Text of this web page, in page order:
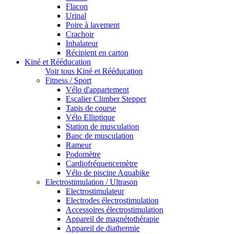
Flacon
Urinal
Poire à lavement
Crachoir
Inhalateur
Récipient en carton
Kiné et Rééducation
Voir tous Kiné et Rééducation
Fitness / Sport
Vélo d'appartement
Escalier Climber Stepper
Tapis de course
Vélo Elliptique
Station de musculation
Banc de musculation
Rameur
Podomètre
Cardiofréquencemètre
Vélo de piscine Aquabike
Electrostimulation / Ultrason
Electrostimulateur
Electrodes électrostimulation
Accessoires électrostimulation
Appareil de magnétothérapie
Appareil de diathermie